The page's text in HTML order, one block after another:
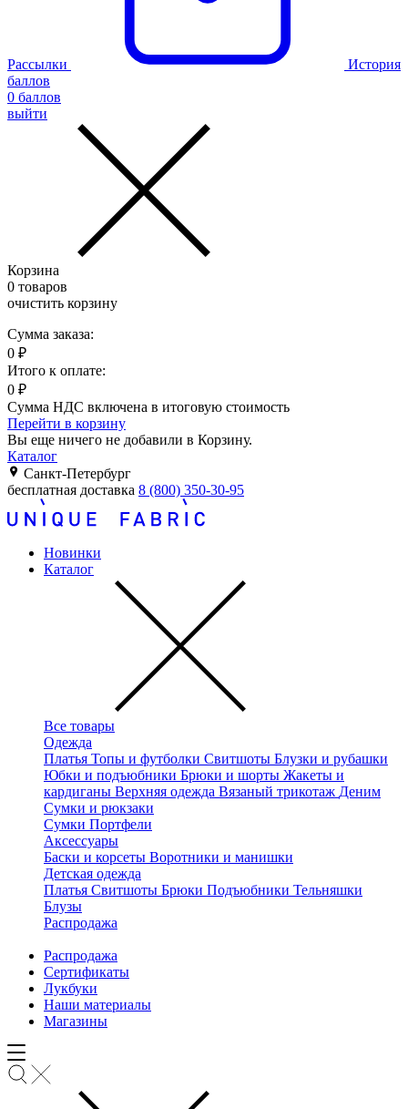
Рассылки
История
баллов
0 баллов
выйти
Корзина
0 товаров
очистить корзину
Сумма заказа:
0 ₽
Итого к оплате:
0 ₽
Сумма НДС включена в итоговую стоимость
Перейти в корзину
Вы еще ничего не добавили в Корзину.
Каталог
Санкт-Петербург
бесплатная доставка 8 (800) 350-30-95
Новинки
Каталог
Все товары
Одежда
Платья Топы и футболки Свитшоты Блузки и рубашки
Юбки и подъюбники Брюки и шорты Жакеты и
кардиганы Верхняя одежда Вязаный трикотаж Деним
Сумки и рюкзаки
Сумки Портфели
Аксессуары
Баски и корсеты Воротники и манишки
Детская одежда
Платья Свитшоты Брюки Подъюбники Тельняшки
Блузы
Распродажа
Распродажа
Сертификаты
Лукбуки
Наши материалы
Магазины